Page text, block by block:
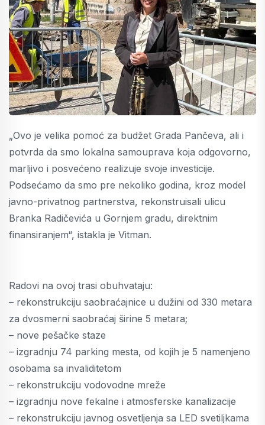
„Ovo je velika pomoć za budžet Grada Pančeva, ali i
potvrda da smo lokalna samouprava koja odgovorno,
marljivo i posvećeno realizuje svoje investicije.
Podsećamo da smo pre nekoliko godina, kroz model
javno-privatnog partnerstva, rekonstruisali ulicu
Branka Radičevića u Gornjem gradu, direktnim
finansiranjem“, istakla je Vitman.
Radovi na ovoj trasi obuhvataju:
– rekonstrukciju saobraćajnice u dužini od 330 metara
za dvosmerni saobraćaj širine 5 metara;
– nove pešačke staze
– izgradnju 74 parking mesta, od kojih je 5 namenjeno
osobama sa invaliditetom
– rekonstrukciju vodovodne mreže
– izgradnju nove fekalne i atmosferske kanalizacije
– rekonstrukciju javnog osvetljenja sa LED svetiljkama